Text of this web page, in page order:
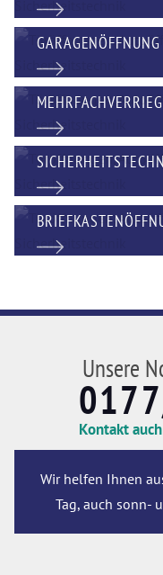
Unsere
Kontakt
Wir helfen Ihnen
Tag, auch sonn-